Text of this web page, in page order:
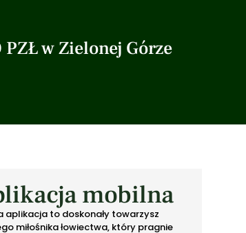
w Zielonej Górze
mobilna
aplikacja to doskonały towarzysz
miłośnika łowiectwa, który pragnie